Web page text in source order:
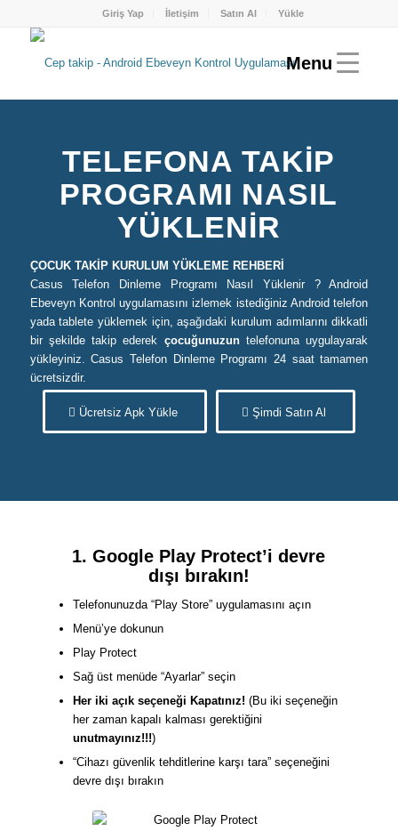
Giriş Yap İletişim Satın Al Yükle
TELEFONA TAKIP
PROGRAMI NASIL
YÜKLENIR
ÇOCUK TAKİP KURULUM YÜKLEME REHBERİ
Casus Telefon Dinleme Programı Nasıl Yüklenir ? Android
Ebeveyn Kontrol uygulamasını izlemek istediğiniz Android telefon
yada tablete yüklemek için, aşağıdaki kurulum adımlarını dikkatli
bir şekilde takip ederek çocuğunuzuntelefonuna uygulayarak
yükleyiniz. Casus Telefon Dinleme Programı 24 saat tamamen
ücretsizdir.
Ücretsiz Apk Yükle Şimdi Satın Al
1. Google Play Protect’i devre
dışı bırakın!
Telefonunuzda “Play Store” uygulamasını açın
Menü’ye dokunun
Play Protect
Sağ üst menüde “Ayarlar” seçin
Her iki açık seçeneği Kapatınız! (Bu iki seçeneğin
her zaman kapalı kalması gerektiğini
unutmayınız!!!)
“Cihazı güvenlik tehditlerine karşı tara” seçeneğini
devre dışı bırakın